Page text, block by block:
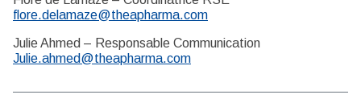
flore.delamaze@theapharma.com
Julie Ahmed – Responsable Communication
Julie.ahmed@theapharma.com